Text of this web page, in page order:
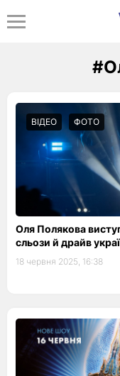
ВІДЕО ФОТО
Оля Полякова
сльози й драйв
18 червня 2025, 16:38